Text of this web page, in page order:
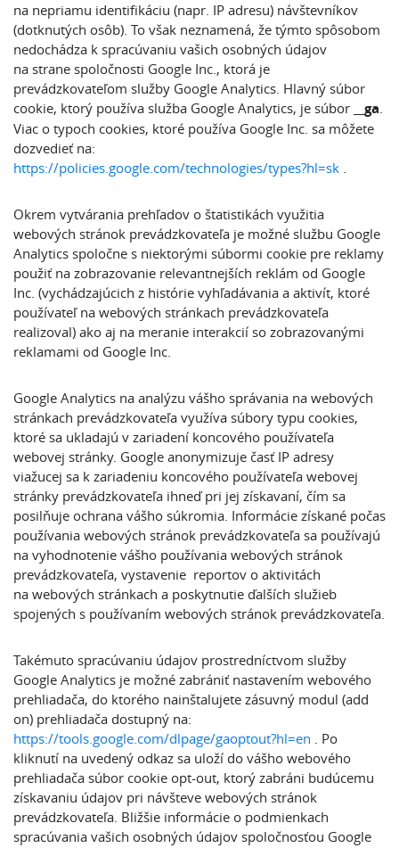
na nepriamu identifikáciu (napr. IP adresu) návštevníkov
(dotknutých osôb). To však neznamená, že týmto spôsobom
nedochádza k spracúvaniu vašich osobných údajov
na strane spoločnosti Google Inc., ktorá je
prevádzkovateľom služby Google Analytics. Hlavný súbor
cookie, ktorý používa služba Google Analytics, je súbor
__ga.
Viac o typoch cookies, ktoré používa Google Inc. sa môžete
dozvedieť na:
https://policies.google.com/technologies/types?hl=sk .
Okrem vytvárania prehľadov o štatistikách využitia
webových stránok prevádzkovateľa je možné službu Google
Analytics spoločne s niektorými súbormi cookie pre reklamy
použiť na zobrazovanie relevantnejších reklám od Google
Inc. (vychádzajúcich z histórie vyhľadávania a aktivít, ktoré
používateľ na webových stránkach prevádzkovateľa
realizoval) ako aj na meranie interakcií so zobrazovanými
reklamami od Google Inc.
Google Analytics na analýzu vášho správania na webových
stránkach prevádzkovateľa využíva súbory typu cookies,
ktoré sa ukladajú v zariadení koncového používateľa
webovej stránky. Google anonymizuje časť IP adresy
viažucej sa k zariadeniu koncového používateľa webovej
stránky prevádzkovateľa ihneď pri jej získavaní, čím sa
posilňuje ochrana vášho súkromia. Informácie získané počas
používania webových stránok prevádzkovateľa sa používajú
na vyhodnotenie vášho používania webových stránok
prevádzkovateľa, vystavenie reportov o aktivitách
na webových stránkach a poskytnutie ďalších služieb
spojených s používaním webových stránok prevádzkovateľa.
Takémuto spracúvaniu údajov prostredníctvom služby
Google Analytics je možné zabrániť nastavením webového
prehliadača, do ktorého nainštalujete zásuvný modul (add
on) prehliadača dostupný na:
https://tools.google.com/dlpage/gaoptout?hl=en . Po
kliknutí na uvedený odkaz sa uloží do vášho webového
prehliadača súbor cookie opt-out, ktorý zabráni budúcemu
získavaniu údajov pri návšteve webových stránok
prevádzkovateľa. Bližšie informácie o podmienkach
spracúvania vašich osobných údajov spoločnosťou Google